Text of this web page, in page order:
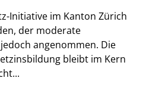
Initiative im Kanton Zürich
der moderate
angenommen. Die
bleibt im Kern